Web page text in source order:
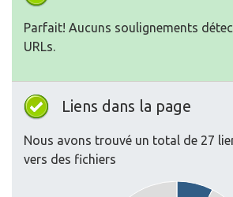
Parfait! Aucuns soulignements
URLs.
Liens dans la page
Nous avons trouvé un total de 27
vers des fichiers